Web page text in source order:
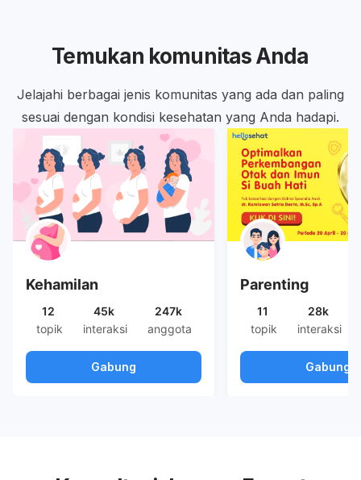
Temukan komunitas Anda
Jelajahi berbagai jenis komunitas yang ada dan paling
sesuai dengan kondisi kesehatan yang Anda hadapi.
Kehamilan
12
topik
45k
interaksi
247k
anggota
Gabung
Parenting
11
topik
28k
interaksi
Gabung